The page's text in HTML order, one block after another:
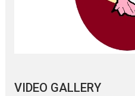
VIDEO GALLERY